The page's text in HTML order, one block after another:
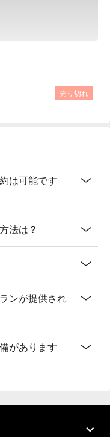
売り切れ
は可能です
法は？
ンが提供され
があります